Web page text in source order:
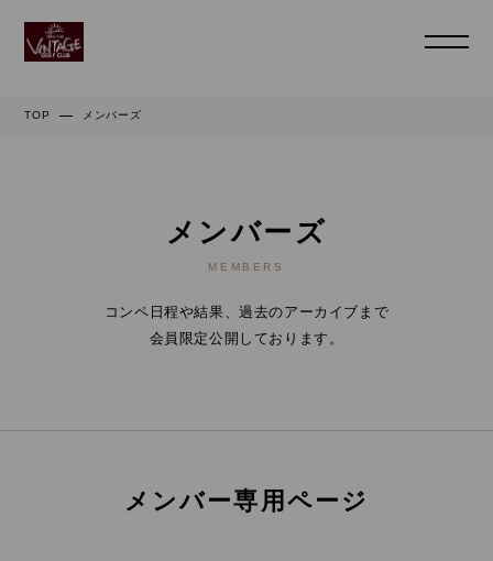
TOP メンバーズ
メンバーズ
MEMBERS
コンペ日程や結果、過去のアーカイブまで
会員限定公開しております。
メンバー専用ページ